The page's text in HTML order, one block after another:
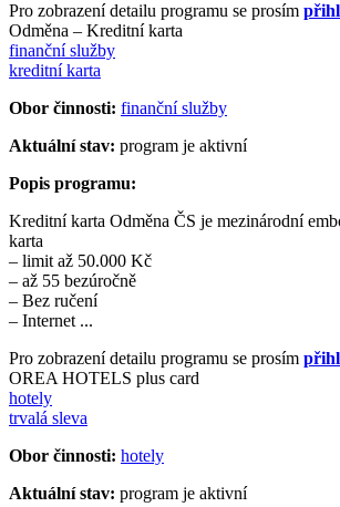
Pro zobrazení detailu programu se prosím
Odměna – Kreditní karta
finanční služby
kreditní karta
Obor činnosti: finanční služby
Aktuální stav: program je aktivní
Popis programu:
Kreditní karta Odměna ČS je mezinárodní
karta
– limit až 50.000 Kč
– až 55 bezúročně
– Bez ručení
– Internet ...
Pro zobrazení detailu programu se prosím
OREA HOTELS plus card
hotely
trvalá sleva
Obor činnosti: hotely
Aktuální stav: program je aktivní